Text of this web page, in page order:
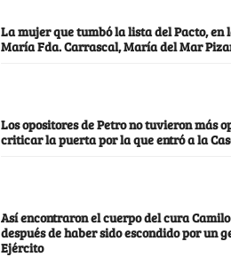
La mujer que tumbó la lista del Pacto, en
María Fda. Carrascal, María del Mar
Los opositores de Petro no tuvieron más
criticar la puerta por la que entró a la
Así encontraron el cuerpo del cura Camilo
después de haber sido escondido por un
Ejército